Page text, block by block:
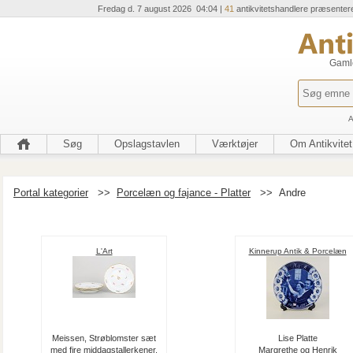
Fredag d. 7 august 2026 04:04 | 41 antikvitetshandlere
Søg Opslagstavlen Værktøjer Om
Portal kategorier >> Porcelæn og fajance - Platter >> Andre
L'Art
Meissen, Strøblomster sæt
med fire middagstallerkener.
Kinnerup Antik & Porcelæn
Lise Platte
Margrethe og Henrik